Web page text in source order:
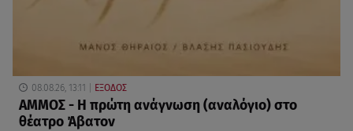
08.08.26, 13:11 ΕΞΟΔΟΣ
ΑΜΜΟΣ - Η πρώτη ανάγνωση (αναλόγιο) στο
θέατρο Άβατον